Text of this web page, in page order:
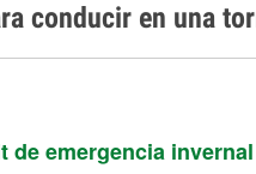
conducir en una
de emergencia